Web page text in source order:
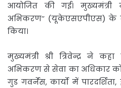
आयोजित की गई। मुख्यमंत्री
अभिकरण’’ (यूकेएसएपीएस) के
किया।
मुख्यमंत्री श्री त्रिवेन्द्र ने
अभिकरण से सेवा का अधिकार
गुड गवर्नेस, कार्यो में